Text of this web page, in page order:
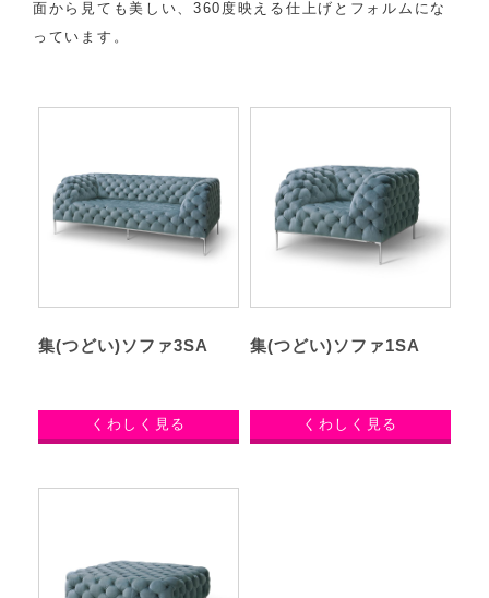
面から見ても美しい、360度映える仕上げとフォルムにな
っています。
集(つどい)ソファ3SA
くわしく見る
集(つどい)ソファ1SA
くわしく見る